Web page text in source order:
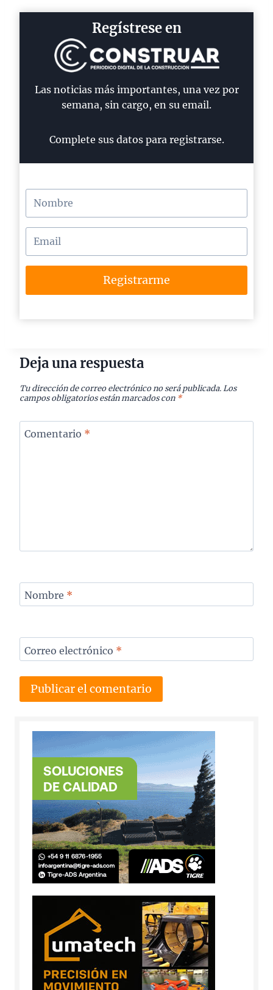
Regístrese en
Las noticias más importantes, una vez por
semana, sin cargo, en su email.
Complete sus datos para registrarse.
Registrarme
Deja una respuesta
Tu dirección de correo electrónico no será publicada. Los
campos obligatorios están marcados con *
Comentario *
Nombre *
Correo electrónico *